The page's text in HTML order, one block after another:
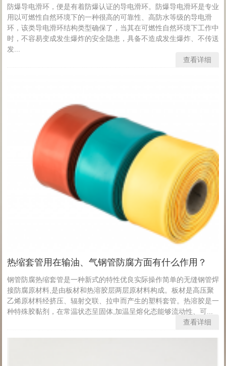
防爆导电滑环，便是有着防爆认证的导电滑环。防爆导电滑环是专业
用以可燃性自然环境下的一种很高的可靠性、高防水等级的导电滑
环，该类导电滑环结构类型确保了，当其在可燃性自然环境下工作中
时，不容易变成发生爆炸的安全隐患，具备不造成发生爆炸、不传送
发...
查看详细
热缩套管用在输油、气钢管防腐方面有什么作用？
钢管防腐热缩套管是一种新式的特性优良实际操作简单的无缝钢管焊
接防腐原材料,是由板材和热溶胶层两层原材料构成。板材是高压聚
乙烯原材料经挤压、辐射交联、拉申而产生的塑料套管。热溶胶是一
种特殊胶黏剂，在常温状态呈固体,加温呈熔化态能够流动性、可...
查看详细